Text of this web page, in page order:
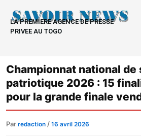
contenu
LA PREMIERE AGENCE DE PRESSE
PRIVEE AU TOGO
Championnat national de
patriotique 2026 : 15
pour la grande finale
Par redaction / 16 avril 2026